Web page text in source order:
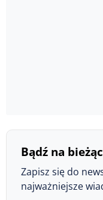
Bądź na
Zapisz się do
najważniejsze